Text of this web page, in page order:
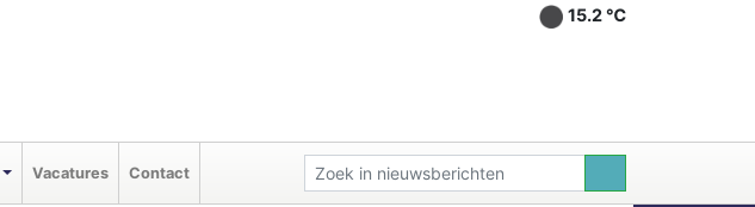
15.2 ℃
Vacatures Contact